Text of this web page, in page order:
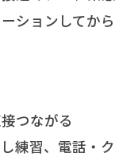
ションしてから
つながる
練習、電話・ク